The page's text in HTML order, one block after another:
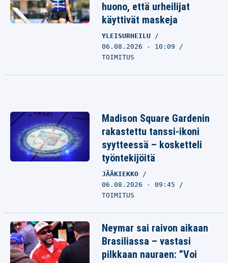
huono, että urheilijat
käyttivät maskeja
YLEISURHEILU
06.08.2026 - 10:09
TOIMITUS
Madison Square Gardenin
rakastettu tanssi-ikoni
syytteessä – kosketteli
työntekijöitä
JÄÄKIEKKO
06.08.2026 - 09:45
TOIMITUS
Neymar sai raivon aikaan
Brasiliassa – vastasi
pilkkaan nauraen: ”Voi